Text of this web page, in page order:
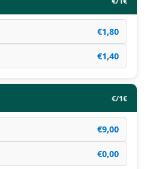
€1,80
€1,40
€/1€
€9,00
€0,00